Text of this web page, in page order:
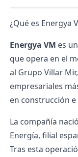
¿Qué es Energya
Energya VM es
que opera en el
al Grupo Villar
empresariales
en construcción
La compañía
Energía, filial
Tras esta